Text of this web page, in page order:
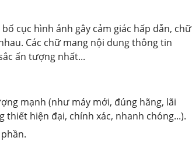
cục hình ảnh gây cảm giác hấp dẫn, chữ
Các chữ mang nội dung thông tin
ấn tượng nhất...
mạnh (như máy mới, đúng hãng, lãi
hiện đại, chính xác, nhanh chóng...).